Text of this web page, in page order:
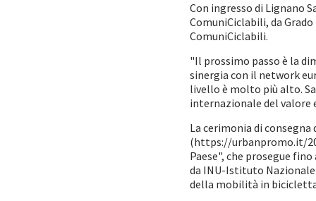
Con ingresso di Lignano
ComuniCiclabili, da
ComuniCiclabili.
"Il prossimo passo è la
sinergia con il network
livello è molto più alto.
internazionale del valore
La cerimonia di
(https://urbanpromo.it/
Paese", che prosegue
da INU-Istituto
della mobilità in